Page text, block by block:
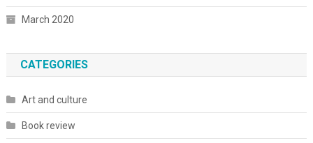
March 2020
CATEGORIES
Art and culture
Book review